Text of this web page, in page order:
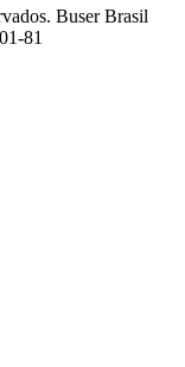
Buser Brasil
81